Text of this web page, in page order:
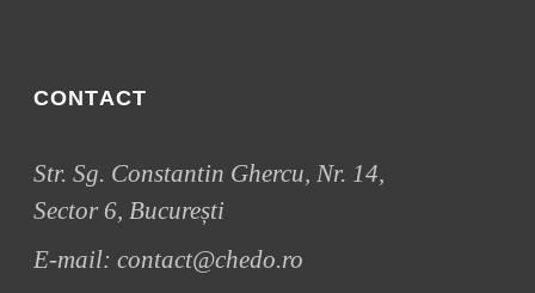
CONTACT
Str. Sg. Constantin Ghercu, Nr. 14,
Sector 6, București
E-mail:contact@chedo.ro